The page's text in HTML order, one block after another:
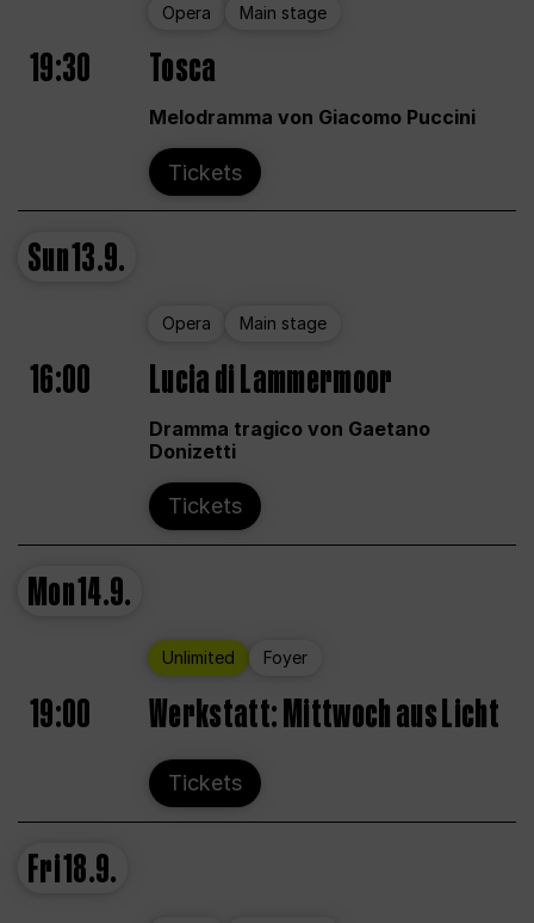
Opera Main stage
19:30 Tosca
Melodramma von Giacomo Puccini
Tickets
Sun13.9.
Opera Main stage
16:00 Lucia di Lammermoor
Dramma tragico von Gaetano
Donizetti
Tickets
Mon14.9.
Unlimited Foyer
19:00 Werkstatt: Mittwoch aus Licht
Tickets
Fri18.9.